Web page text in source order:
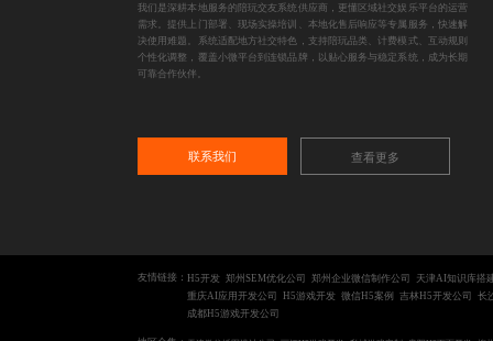
我们是深耕本地服务的陪玩交友系统供应商，更懂区域社交娱乐平台的运营
需求。提供上门部署、现场实操培训、本地化售后响应等专属服务，快速解
决使用难题。系统适配地方社交特色，支持陪玩品类、计费模式、互动规则
个性化调整，覆盖小微平台到连锁品牌，以贴心服务与稳定系统，成为长期
可靠合作伙伴。
联系我们 查看更多
友情链接： H5开发 郑州SEM优化公司 郑州企业微信制作公司
天津AI知识库搭
重庆AI应用开发公司
H5游戏开发 微信H5案例 吉林H5开发公司
长
成都H5游戏开发公司